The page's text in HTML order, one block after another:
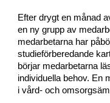
Efter drygt en månad
en ny grupp av
medarbetarnahar
studieförberedande
börjarmedarbetarna
individuella behov. En
i vård- och